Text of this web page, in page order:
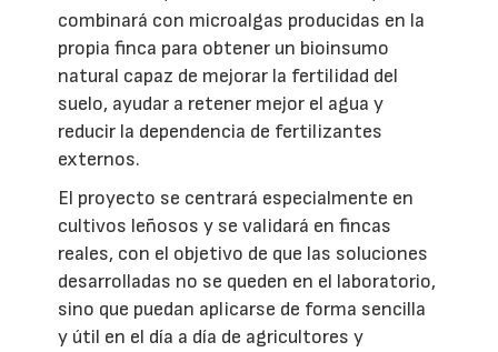
combinará con microalgas producidas en la
propia finca para obtener un bioinsumo
natural capaz de mejorar la fertilidad del
suelo, ayudar a retener mejor el agua y
reducir la dependencia de fertilizantes
externos.
El proyecto se centrará especialmente en
cultivos leñosos y se validará en fincas
reales, con el objetivo de que las soluciones
desarrolladas no se queden en el laboratorio,
sino que puedan aplicarse de forma sencilla
y útil en el día a día de agricultores y